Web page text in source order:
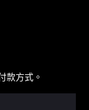
款方式。